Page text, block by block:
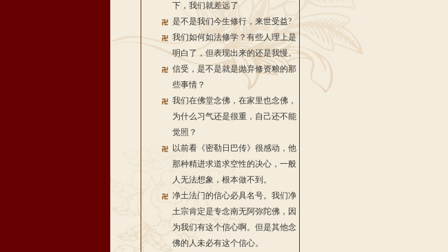
下，我们就差远了
是不是我们今生修行，来世受益?
我们如何如法修学？有些人理上是
明白了，但表现出来的还是我慢。
信受，是不是就是抛弃修资粮的那
些事情？
我们在佛堂念佛，在家里也念佛，
为什么习气还是很重，自己还不能
觉照？
以前看《密勒日巴传》很感动，他
那种精进求道求空性的决心，一般
人无法想象，根本做不到。
净土法门的信心必具名号。我们净
土宗肯定是专念南无阿弥陀佛，因
为我们有这个信心啊。但是其他念
佛的人未必有这个信心。